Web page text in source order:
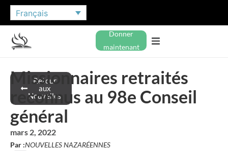
Français
Donner
maintenant
Retour
aux
Nouvelles
Missionnaires retraités
reconnus au 98e Conseil
général
mars 2, 2022
Par :NOUVELLES NAZARÉENNES